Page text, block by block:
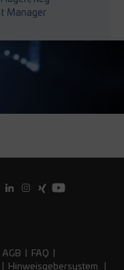
Manager
AGB | FAQ |
| Hinweisgebersystem |